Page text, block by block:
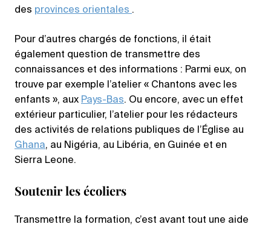
des provinces orientales .
Pour d’autres chargés de fonctions, il était
également question de transmettre des
connaissances et des informations : Parmi eux, on
trouve par exemple l’atelier « Chantons avec les
enfants », aux Pays-Bas. Ou encore, avec un effet
extérieur particulier, l’atelier pour les rédacteurs
des activités de relations publiques de l’Église au
Ghana, au Nigéria, au Libéria, en Guinée et en
Sierra Leone.
Soutenir les écoliers
Transmettre la formation, c’est avant tout une aide